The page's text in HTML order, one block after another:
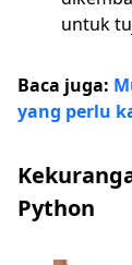
untuk
Baca juga:
yang perlu
Python